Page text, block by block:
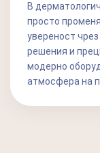
В
просто
увереност
решения и
модерно
атмосфера на